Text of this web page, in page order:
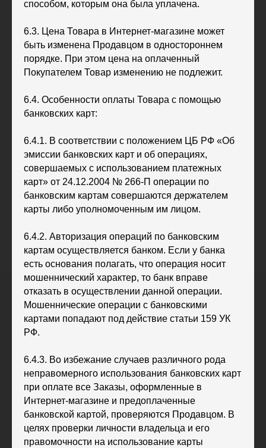
способом, которым она была уплачена.
6.3. Цена Товара в Интернет-магазине может
быть изменена Продавцом в одностороннем
порядке. При этом цена на оплаченный
Покупателем Товар изменению не подлежит.
6.4. Особенности оплаты Товара с помощью
банковских карт:
6.4.1. В соответствии с положением ЦБ РФ «Об
эмиссии банковских карт и об операциях,
совершаемых с использованием платежных
карт» от 24.12.2004 № 266-П операции по
банковским картам совершаются держателем
карты либо уполномоченным им лицом.
6.4.2. Авторизация операций по банковским
картам осуществляется банком. Если у банка
есть основания полагать, что операция носит
мошеннический характер, то банк вправе
отказать в осуществлении данной операции.
Мошеннические операции с банковскими
картами попадают под действие статьи 159 УК
РФ.
6.4.3. Во избежание случаев различного рода
неправомерного использования банковских карт
при оплате все Заказы, оформленные в
Интернет-магазине и предоплаченные
банковской картой, проверяются Продавцом. В
целях проверки личности владельца и его
правомочности на использование карты